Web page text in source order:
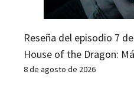
Reseña del episodio 7
House of the Dragon:
8 de agosto de 2026